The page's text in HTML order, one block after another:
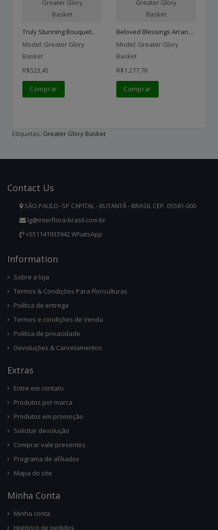
Greater Glory
Basket
Truly Stunning Bouquet..
Model: Greater Glory
Basket
R$523,45
Comprar
Greater Glory
Basket
Beloved Blessings Arrange..
Model: Greater Glory
Basket
R$1.277,76
Comprar
Etiquetas: Greater Glory Basket
Contact Us
SÃO PAULO -SP CAPITAL - BUTANTÃ - BRASIL CEP. 05581-000
lg@interflora-brasil.com.br
+551141933942 WhatsApp
InforMation
Sobre a loja
Termos & Condições Para Floriculturas
Política de entrega
Termos e condições de Venda
Política de privacidade
Devoluções & Cancelamentos
ExtRas
Entre em contato
Produtos por marca
Produtos em promoção
Solicitar devolução
Comprar vale presentes
Programa de afiliados
Mapa do site
Minha Conta
Minha conta
Histórico de pedidos